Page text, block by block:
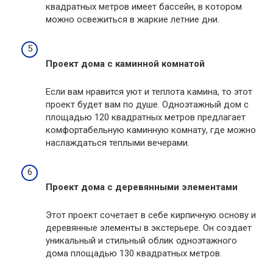
квадратных метров имеет бассейн, в котором
можно освежиться в жаркие летние дни.
Проект дома с каминной комнатой
Если вам нравится уют и теплота камина, то этот
проект будет вам по душе. Одноэтажный дом с
площадью 120 квадратных метров предлагает
комфортабельную каминную комнату, где можно
наслаждаться теплыми вечерами.
Проект дома с деревянными элементами
Этот проект сочетает в себе кирпичную основу и
деревянные элементы в экстерьере. Он создает
уникальный и стильный облик одноэтажного
дома площадью 130 квадратных метров.